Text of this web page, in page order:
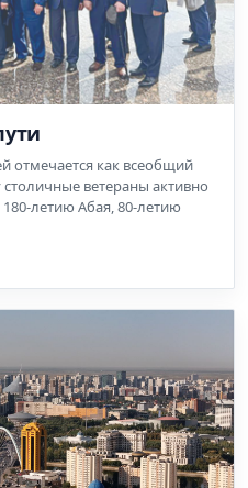
отмечается как всеобщий
ветераны активно
летию Абая, 80-летию